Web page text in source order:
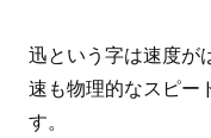
迅という字は速度が
速も物理的なスピー
す。